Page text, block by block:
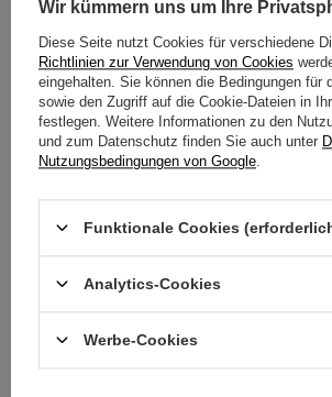
Brauchen Sie Hilfe? Haben Sie
Stellen Sie eine Frage, und wir werden
umgehend antworten und die
interessantesten Fragen und Antworten für
EMPFOHLENE
Wir kümmern uns um Ihre
Diese Seite nutzt Cookies für verschiedene
Richtlinien zur Verwendung von Cookies
eingehalten. Sie können die Bedingungen für
sowie den Zugriff auf die Cookie-Dateien in
festlegen. Weitere Informationen zu den
und zum Datenschutz finden Sie auch unter
Nutzungsbedingungen von Google
Funktionale Cookies
Analytics-Cookies
Werbe-Cookies